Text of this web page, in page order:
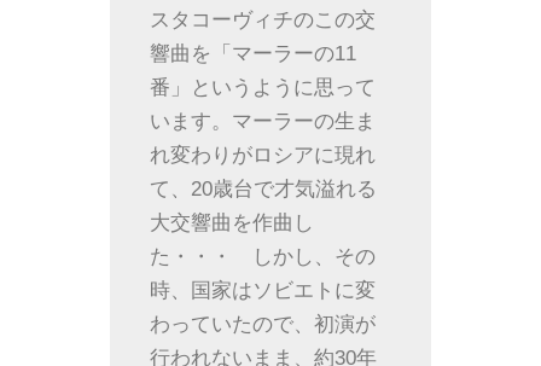
スタコーヴィチのこの交
響曲を「マーラーの11
番」というように思って
います。マーラーの生ま
れ変わりがロシアに現れ
て、20歳台で才気溢れる
大交響曲を作曲し
た・・・ しかし、その
時、国家はソビエトに変
わっていたので、初演が
行われないまま、約30年